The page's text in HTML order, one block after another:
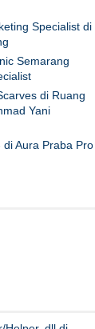
Specialist di
Semarang
di Ruang
Yani
di Aura Praba Pro